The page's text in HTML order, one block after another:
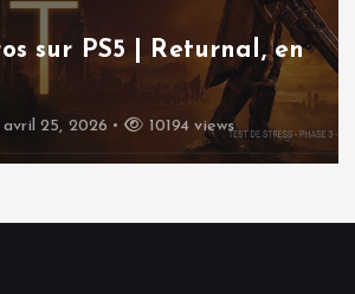
sur PS5 | Returnal, en
avril 25, 2026 10194 views